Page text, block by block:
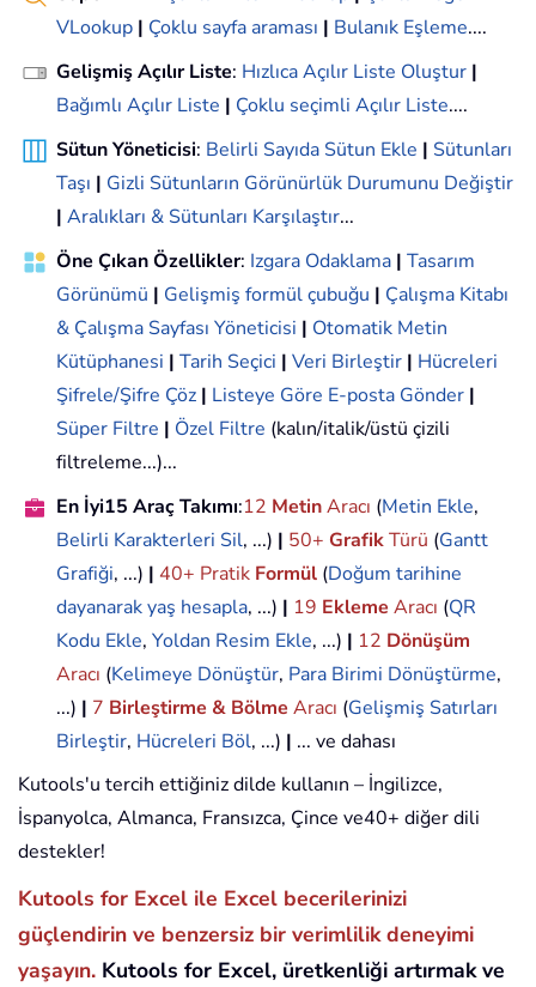
VLookup | Çoklu sayfa araması | Bulanık Eşleme....
Gelişmiş Açılır Liste: Hızlıca Açılır Liste Oluştur |
Bağımlı Açılır Liste | Çoklu seçimli Açılır Liste....
Sütun Yöneticisi: Belirli Sayıda Sütun Ekle | Sütunları
Taşı | Gizli Sütunların Görünürlük Durumunu Değiştir
| Aralıkları & Sütunları Karşılaştır...
Öne Çıkan Özellikler: Izgara Odaklama | Tasarım
Görünümü | Gelişmiş formül çubuğu | Çalışma Kitabı
& Çalışma Sayfası Yöneticisi | Otomatik Metin
Kütüphanesi | Tarih Seçici | Veri Birleştir | Hücreleri
Şifrele/Şifre Çöz | Listeye Göre E-posta Gönder |
Süper Filtre | Özel Filtre (kalın/italik/üstü çizili
filtreleme...)...
En İyi15 Araç Takımı:12 MetinAracı (Metin Ekle,
Belirli Karakterleri Sil, ...) | 50+ GrafikTürü (Gantt
Grafiği, ...) | 40+ Pratik Formül (Doğum tarihine
dayanarak yaş hesapla, ...) | 19 Ekleme Aracı (QR
Kodu Ekle, Yoldan Resim Ekle, ...) | 12 Dönüşüm
Aracı (Kelimeye Dönüştür, Para Birimi Dönüştürme,
...) | 7 Birleştirme & Bölme Aracı (Gelişmiş Satırları
Birleştir, Hücreleri Böl, ...) | ... ve dahası
Kutools'u tercih ettiğiniz dilde kullanın – İngilizce,
İspanyolca, Almanca, Fransızca, Çince ve40+ diğer dili
destekler!
Kutools for Excel ile Excel becerilerinizi
güçlendirin ve benzersiz bir verimlilik deneyimi
yaşayın. Kutools for Excel, üretkenliği artırmak ve